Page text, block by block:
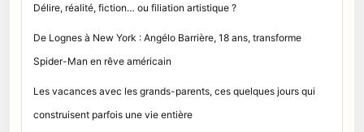
Délire, réalité, fiction… ou filiation artistique ?
De Lognes à New York : Angélo Barrière, 18 ans, transforme
Spider-Man en rêve américain
Les vacances avec les grands-parents, ces quelques jours qui
construisent parfois une vie entière